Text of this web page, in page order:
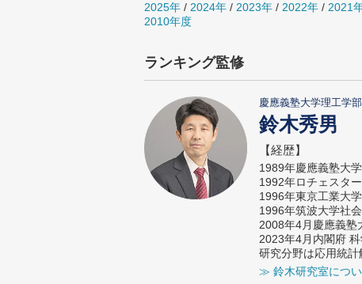
2025年 / 2024年 / 2023年 / 2022年 / 2021
2010年度
ランキング監修
慶應義塾大学理工学
鈴木秀男
【経歴】
1989年慶應義塾大
1992年ロチェスタ
1996年東京工業大
1996年筑波大学社
2008年4月慶應義塾
2023年4月内閣府
研究分野は応用統計
≫ 鈴木研究室につ